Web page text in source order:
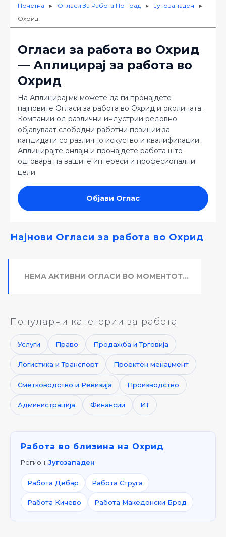
Почетна ► Огласи За Работа По Град ► Југозападен ►
Охрид
Огласи за работа во Охрид
— Аплицирај за работа во
Охрид
На Аплицирај.мк можете да ги пронајдете
најновите Огласи за работа во Охрид и околината.
Компании од различни индустрии редовно
објавуваат слободни работни позиции за
кандидати со различно искуство и квалификации.
Аплицирајте онлајн и пронајдете работа што
одговара на вашите интереси и професионални
цели.
Објави Оглас
Најнови Огласи за работа во Охрид
НЕМА АКТИВНИ ОГЛАСИ ВО МОМЕНТОТ...
Популарни категории за работа
Услуги Право Продажба и Трговија
Логистика и Транспорт Проектен менаџмент
Сметководство и Ревизија Производство
Администрација Финансии ИТ
Работа во близина на Охрид
Регион: Југозападен
Работа Дебар Работа Струга
Работа Кичево Работа Македонски Брод